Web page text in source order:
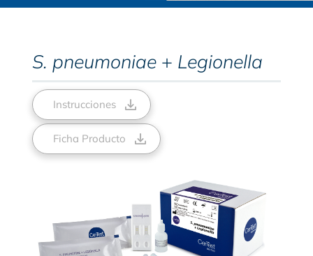
S. pneumoniae+ Legionella
Instrucciones
Ficha Producto